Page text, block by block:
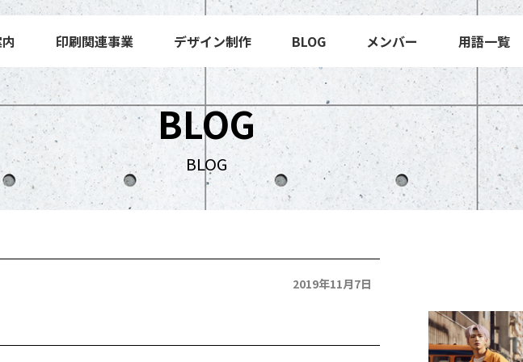
印刷関連事業 デザイン制作 BLOG メンバー 用語一覧
BLOG
BLOG
2019年11月7日